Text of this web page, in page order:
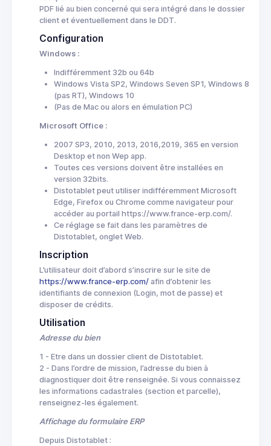
PDF lié au bien concerné qui sera intégré dans le dossier
client et éventuellement dans le DDT.
Configuration
Windows :
Indifféremment 32b ou 64b
Windows Vista SP2, Windows Seven SP1, Windows 8
(pas RT), Windows 10
(Pas de Mac ou alors en émulation PC)
Microsoft Office :
2007 SP3, 2010, 2013, 2016,2019, 365 en version
Desktop et non Wep app.
Toutes ces versions doivent être installées en
version 32bits.
Distotablet peut utiliser indifféremment Microsoft
Edge, Firefox ou Chrome comme navigateur pour
accéder au portail https://www.france-erp.com/.
Ce réglage se fait dans les paramètres de
Distotablet, onglet Web.
Inscription
L’utilisateur doit d’abord s’inscrire sur le site de
https://www.france-erp.com/ afin d’obtenir les
identifiants de connexion (Login, mot de passe) et
disposer de crédits.
Utilisation
Adresse du bien
1 - Etre dans un dossier client de Distotablet.
2 - Dans l’ordre de mission, l’adresse du bien à
diagnostiquer doit être renseignée. Si vous connaissez
les informations cadastrales (section et parcelle),
renseignez-les également.
Affichage du formulaire ERP
Depuis Distotablet :